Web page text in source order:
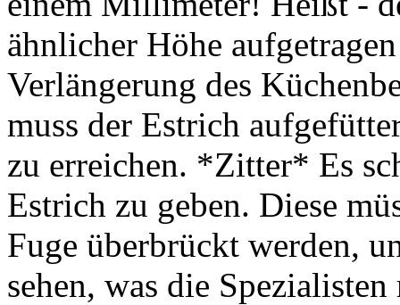
ähnlicher Höhe
Verlängerung des
muss der Estrich
zu erreichen. *Zitter* Es
Estrich zu geben. Diese
Fuge überbrückt werden,
sehen, was die